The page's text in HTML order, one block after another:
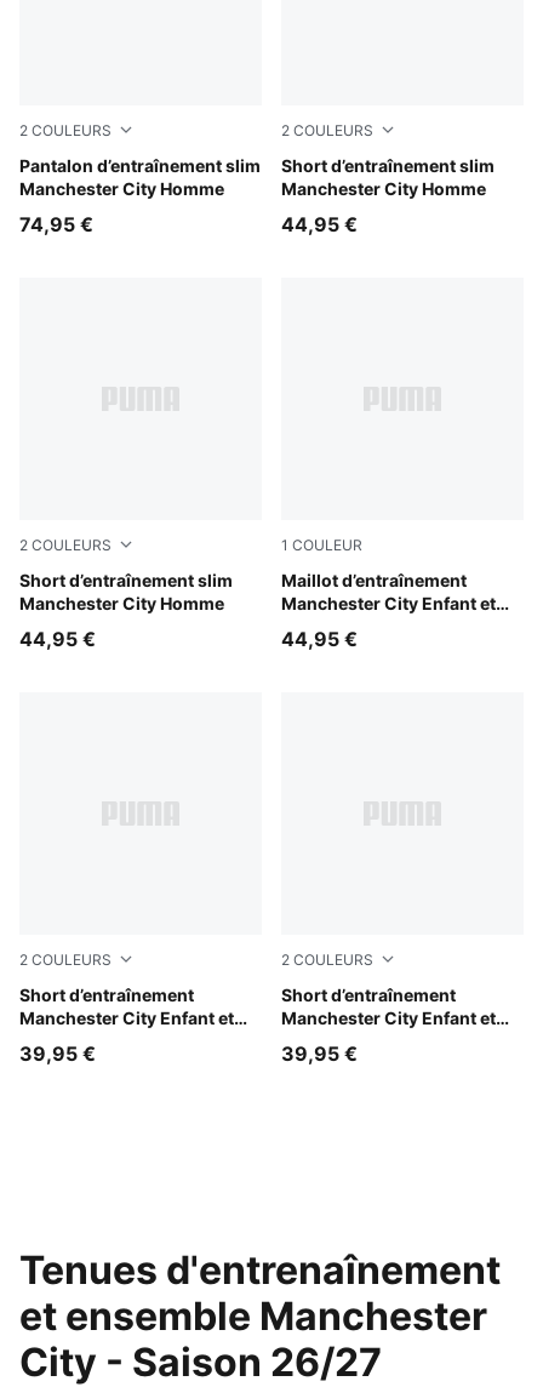
2 COULEURS
Pantalon d’entraînement slim
Manchester City Homme
PUMA Black-Cast Iron
74,95 €
2 COULEURS
Short d’entraînement slim
Manchester City Homme
PUMA Black-Cast Iron
44,95 €
2 COULEURS
Short d’entraînement slim
Manchester City Homme
Blue Jewel-Dewdrop
44,95 €
1 COULEUR
Maillot d’entraînement
Manchester City Enfant et
Dewdrop-Blue Jewel
44,95 €
2 COULEURS
Short d’entraînement
Manchester City Enfant et
PUMA Black-Cast Iron
39,95 €
2 COULEURS
Short d’entraînement
Manchester City Enfant et
Blue Jewel-Dewdrop
39,95 €
Tenues d'entrenaînement
et ensemble Manchester
City - Saison 26/27